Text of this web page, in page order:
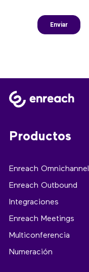
Productos
Enreach Omnichannel
Enreach Outbound
Integraciones
Enreach Meetings
Multiconferencia
Numeración